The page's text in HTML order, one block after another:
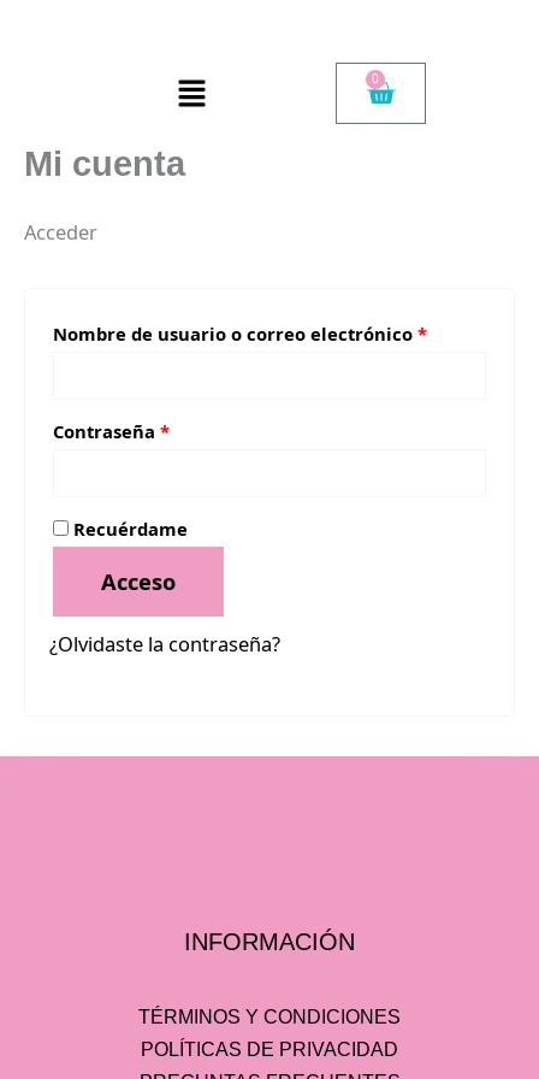
Menú 0
Cart
Mi cuenta
Acceder
Nombre de usuario o correo electrónico *
Contraseña *
Recuérdame
Acceso
¿Olvidaste la contraseña?
INFORMACIÓN
TÉRMINOS Y CONDICIONES
POLÍTICAS DE PRIVACIDAD